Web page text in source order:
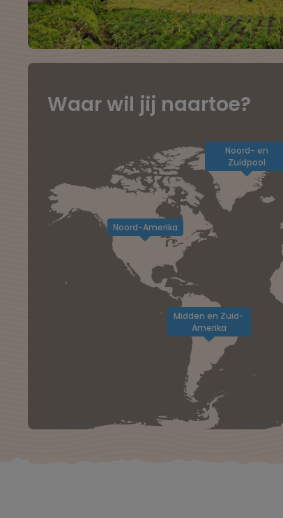
Waar wil jij naartoe?
Midden en Zuid-
Amerika
Noord-Amerika
Noord- en
Zuidpool